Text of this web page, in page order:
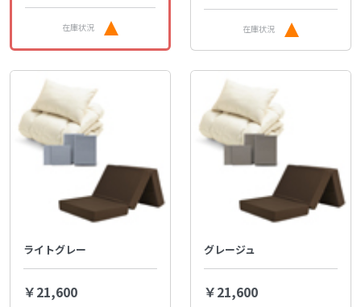
在庫状況 在庫状況
ライトグレー
￥21,600
グレージュ
￥21,600